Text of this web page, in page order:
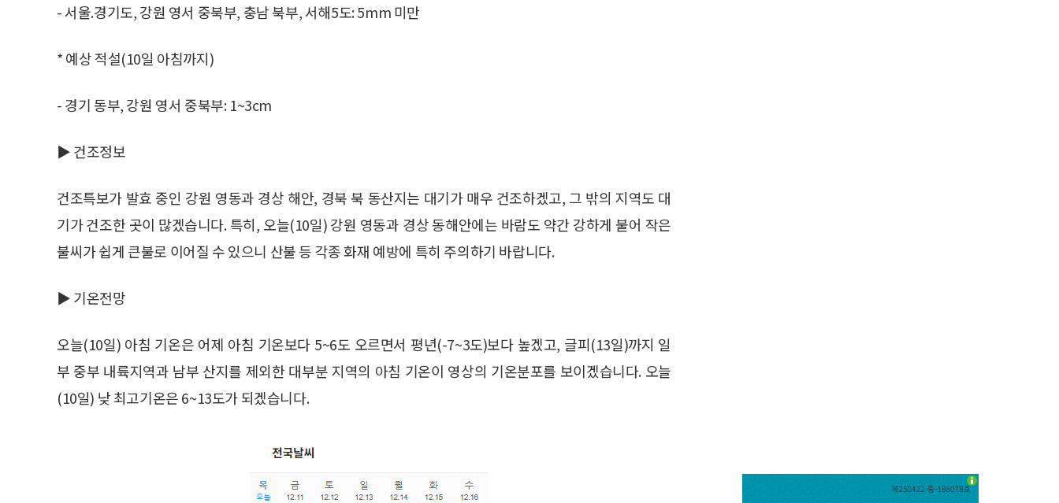
- 서울.경기도, 강원 영서 중북부, 충남 북부, 서해5도: 5mm 미만
* 예상 적설(10일 아침까지)
- 경기 동부, 강원 영서 중북부: 1~3cm
▶ 건조정보
건조특보가 발효 중인 강원 영동과 경상 해안, 경북 북 동산지는 대기가 매우 건조하겠고, 그 밖의 지역도 대
기가 건조한 곳이 많겠습니다. 특히, 오늘(10일) 강원 영동과 경상 동해안에는 바람도 약간 강하게 불어 작은
불씨가 쉽게 큰불로 이어질 수 있으니 산불 등 각종 화재 예방에 특히 주의하기 바랍니다.
▶ 기온전망
오늘(10일) 아침 기온은 어제 아침 기온보다 5~6도 오르면서 평년(-7~3도)보다 높겠고, 글피(13일)까지 일
부 중부 내륙지역과 남부 산지를 제외한 대부분 지역의 아침 기온이 영상의 기온분포를 보이겠습니다. 오늘
(10일) 낮 최고기온은 6~13도가 되겠습니다.